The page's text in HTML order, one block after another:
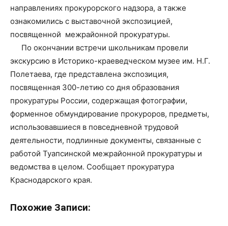
направлениях прокурорского надзора, а также
ознакомились с выставочной экспозицией,
посвященной межрайонной прокуратуры.
⠀⠀По окончании встречи школьникам провели
экскурсию в Историко-краеведческом музее им. Н.Г.
Полетаева, где представлена экспозиция,
посвященная 300-летию со дня образования
прокуратуры России, содержащая фотографии,
форменное обмундирование прокуроров, предметы,
использовавшиеся в повседневной трудовой
деятельности, подлинные документы, связанные с
работой Туапсинской межрайонной прокуратуры и
ведомства в целом. Сообщает прокуратура
Краснодарского края.
Похожие Записи: